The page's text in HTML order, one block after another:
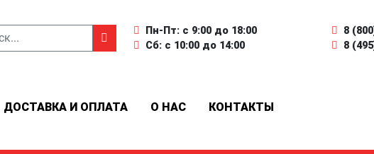
Пн-Пт: с 9:00 до 18:00
Сб: с 10:00 до 14:00
8
8
ДОСТАВКА И ОПЛАТА О НАС КОНТАКТЫ